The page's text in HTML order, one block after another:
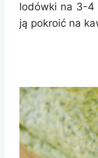
lodówki na 3-4
ją pokroić na